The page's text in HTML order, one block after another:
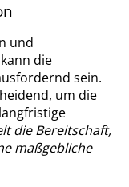
und
die
sein.
um die
die Bereitschaft,
maßgebliche